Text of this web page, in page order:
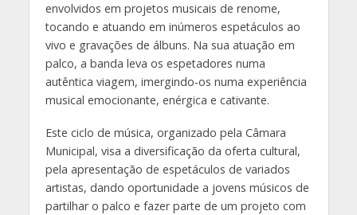
envolvidos em projetos musicais de renome,
tocando e atuando em inúmeros espetáculos ao
vivo e gravações de álbuns. Na sua atuação em
palco, a banda leva os espetadores numa
autêntica viagem, imergindo-os numa experiência
musical emocionante, enérgica e cativante.
Este ciclo de música, organizado pela Câmara
Municipal, visa a diversificação da oferta cultural,
pela apresentação de espetáculos de variados
artistas, dando oportunidade a jovens músicos de
partilhar o palco e fazer parte de um projeto com